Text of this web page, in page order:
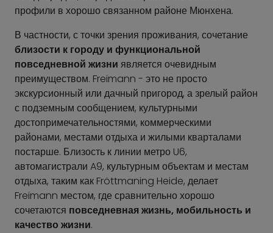
профили в хорошо связанном районе Мюнхена.
В частности, с точки зрения проживания, сочетание
близости к городу и функциональной
повседневной жизни является очевидным
преимуществом. Freimann - это не просто
экскурсионный или дачный пригород, а зрелый район
с подземным сообщением, культурными
достопримечательностями, коммерческими
районами, местами отдыха и жилыми кварталами
постарше. Близость к линии метро U6,
автомагистрали A9, культурным объектам и местам
отдыха, таким как Fröttmaning Heide, делает
Freimann местом, где сравнительно хорошо
сочетаются повседневная жизнь, мобильность и
качество жизни.